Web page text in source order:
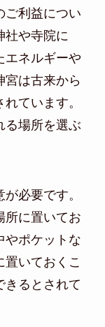
ご利益につい
社や寺院に
エネルギーや
宮は古来から
ています。
る場所を選ぶ
必要です。
所に置いてお
やポケットな
いておくこ
きるとされて